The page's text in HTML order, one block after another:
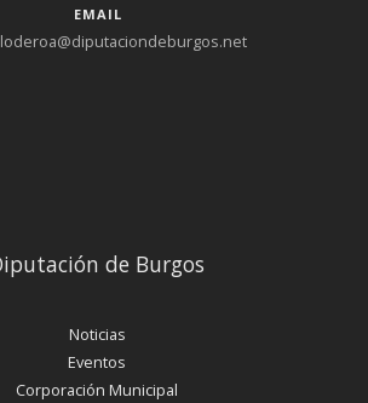
EMAIL
de Burgos
Noticias
Eventos
Corporación Municipal